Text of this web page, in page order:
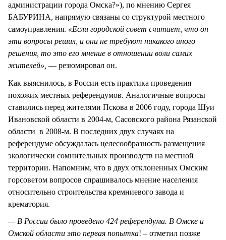
администрации города Омска?»), по мнению Сергея
БАБУРИНА, напрямую связаны со структурой местного
самоуправления. «Если городской совет считает, что он
эти вопросы решил, и они не требуют никакого иного
решения, то это его мнение в отношении воли самих
жителей», — резюмировал он.
Как выяснилось, в России есть практика проведения
похожих местных референдумов. Аналогичные вопросы
ставились перед жителями Пскова в 2006 году, города Шуи
Ивановской области в 2004-м, Сасовского района Рязанской
области в 2008-м. В последних двух случаях на
референдуме обсуждалась целесообразность размещения
экологически сомнительных производств на местной
территории. Напомним, что в двух отклоненных Омским
горсоветом вопросов спрашивалось мнение населения
относительно строительства кремниевого завода и
крематория.
— В России было проведено 424 референдума. В Омске и
Омской области это первая попытка! – отметил позже